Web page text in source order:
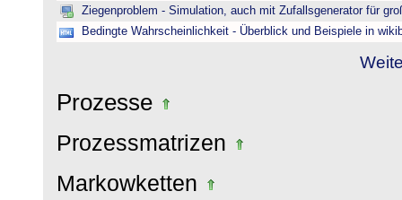
Ziegenproblem - Simulation, auch mit Zufallsgenerator für
Bedingte Wahrscheinlichkeit - Überblick und Beispiele in
Prozesse
Prozessmatrizen
Markowketten